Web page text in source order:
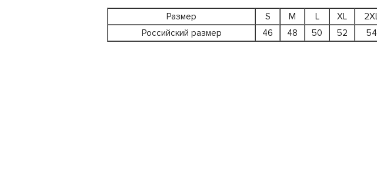
Размер S M L XL
Российский размер
46 48 50 52 54